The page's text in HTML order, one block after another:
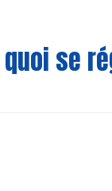
se